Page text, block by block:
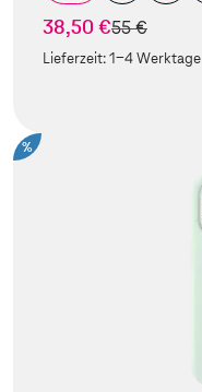
38,50 €statt
55 €
Lieferzeit:1-4 Werktage
%